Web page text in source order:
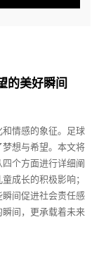
的美好瞬间
情感的象征。足球
想与希望。本文将
个方面进行详细阐
成长的积极影响；
间促进社会责任感
间，更承载着未来